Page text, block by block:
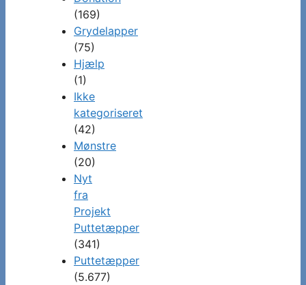
(169)
Grydelapper
(75)
Hjælp
(1)
Ikke
kategoriseret
(42)
Mønstre
(20)
Nyt
fra
Projekt
Puttetæpper
(341)
Puttetæpper
(5.677)